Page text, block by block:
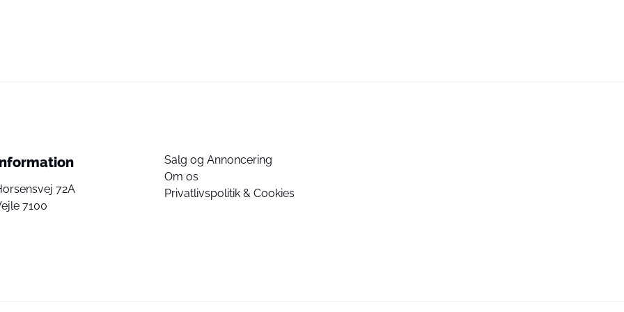
72A
7100
Salg og Annoncering
Om os
Privatlivspolitik & Cookies